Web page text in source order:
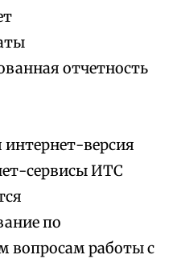
отчетность
интернет-версия
сервисы ИТС
по
вопросам работы с